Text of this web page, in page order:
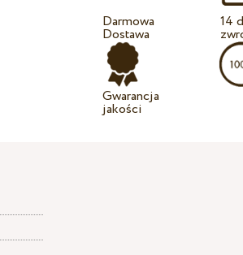
Darmowa
Dostawa
Gwarancja
jakości
14